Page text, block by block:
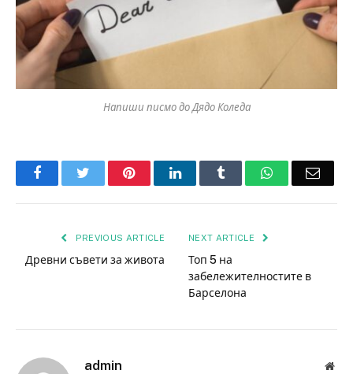
Напиши писмо до Дядо Коледа
FacebookTwitter PinterestLinkedInTumblr WhatsAppEmail
PREVIOUS ARTICLE
Древни съвети за живота
NEXT ARTICLE
Топ 5 на
забележителностите в
Барселона
admin